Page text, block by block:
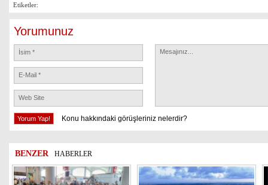
Etiketler:
Yorumunuz
Konu hakkındaki görüşleriniz nelerdir?
BENZER HABERLER